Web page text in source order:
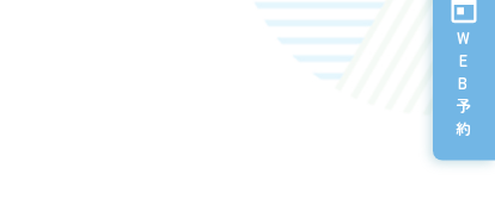
W
E
B
予
約